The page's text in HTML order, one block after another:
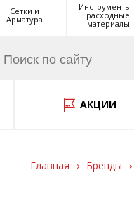
Сетки и
Арматура
Инструменты
расходные
материалы
АКЦИИ
Главная › Бренды ›